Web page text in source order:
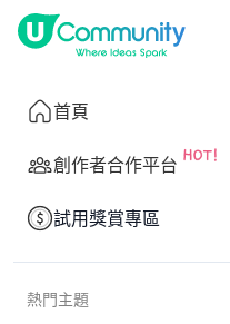
首頁
創作者合作平台
試用獎賞專區
熱門主題